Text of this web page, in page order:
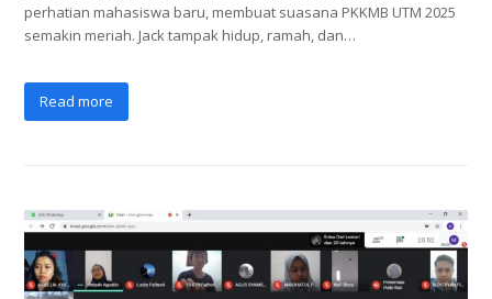
perhatian mahasiswa baru, membuat suasana PKKMB UTM 2025
semakin meriah. Jack tampak hidup, ramah, dan…
Read more